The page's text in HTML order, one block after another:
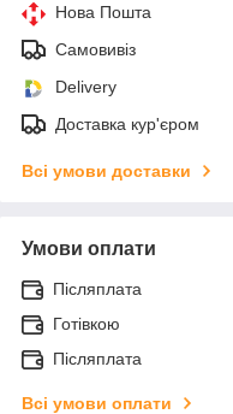
Нова Пошта
Самовивіз
Delivery
Доставка кур'єром
Всі умови доставки
Умови оплати
Післяплата
Готівкою
Післяплата
Всі умови оплати